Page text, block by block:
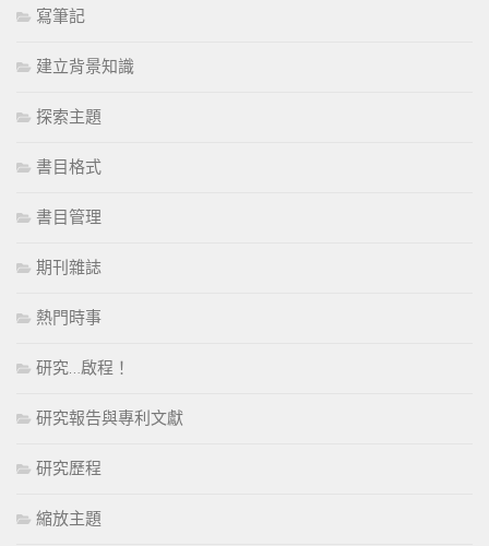
寫筆記
建立背景知識
探索主題
書目格式
書目管理
期刊雜誌
熱門時事
研究…啟程！
研究報告與專利文獻
研究歷程
縮放主題